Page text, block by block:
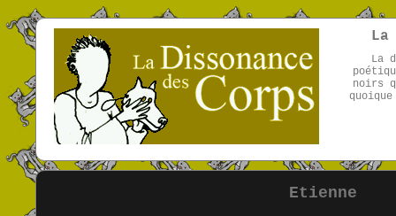
La
La
noirs
Etienne